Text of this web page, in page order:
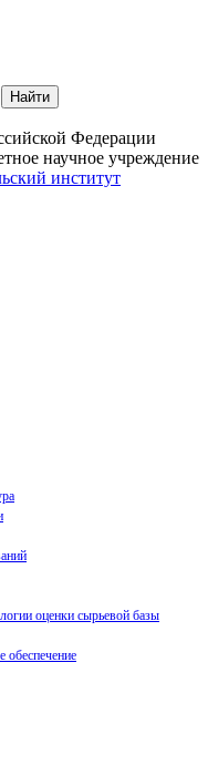
Найти
Федерации
научное учреждение
институт
оценки сырьевой базы
обеспечение